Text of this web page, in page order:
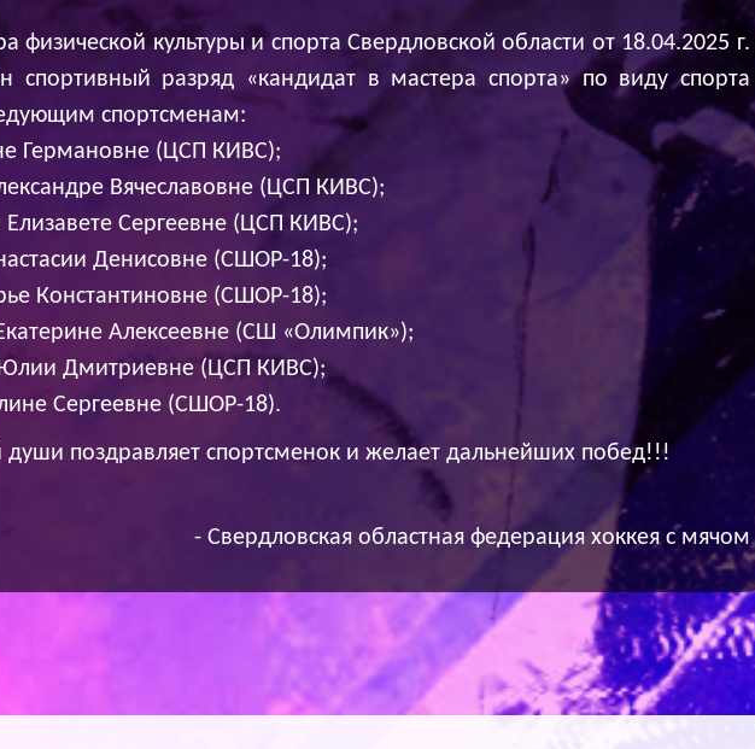
физической культуры и спорта Свердловской области от 18.04.2025 г.
разряд «кандидат в мастера спорта» по виду спорта
спортсменам:
Германовне (ЦСП КИВС);
Вячеславовне (ЦСП КИВС);
Елизавете Сергеевне (ЦСП КИВС);
Денисовне (СШОР-18);
Константиновне (СШОР-18);
Алексеевне (СШ «Олимпик»);
Дмитриевне (ЦСП КИВС);
Сергеевне (СШОР-18).
души поздравляет спортсменок и желает дальнейших побед!!!
- Свердловская областная федерация хоккея с мячом